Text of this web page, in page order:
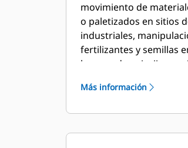
movimiento de
o paletizados en sitios
industriales,
fertilizantes y semillas
lugares de paisajismo y
Más información